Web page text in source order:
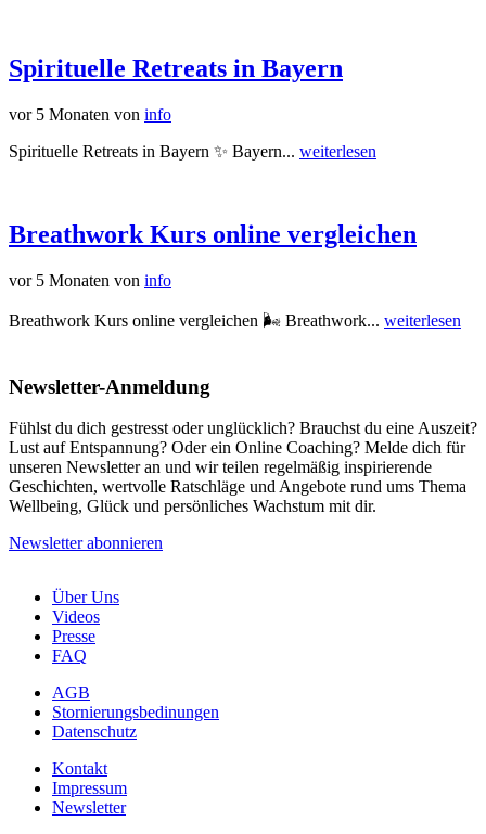
Spirituelle Retreats in Bayern
vor 5 Monaten von info
Spirituelle Retreats in Bayern ✨ Bayern... weiterlesen
Breathwork Kurs online vergleichen
vor 5 Monaten von info
Breathwork Kurs online vergleichen 🌬️ Breathwork... weiterlesen
Newsletter-Anmeldung
Fühlst du dich gestresst oder unglücklich? Brauchst du eine Auszeit?
Lust auf Entspannung? Oder ein Online Coaching? Melde dich für
unseren Newsletter an und wir teilen regelmäßig inspirierende
Geschichten, wertvolle Ratschläge und Angebote rund ums Thema
Wellbeing, Glück und persönliches Wachstum mit dir.
Newsletter abonnieren
Über Uns
Videos
Presse
FAQ
AGB
Stornierungsbedinungen
Datenschutz
Kontakt
Impressum
Newsletter